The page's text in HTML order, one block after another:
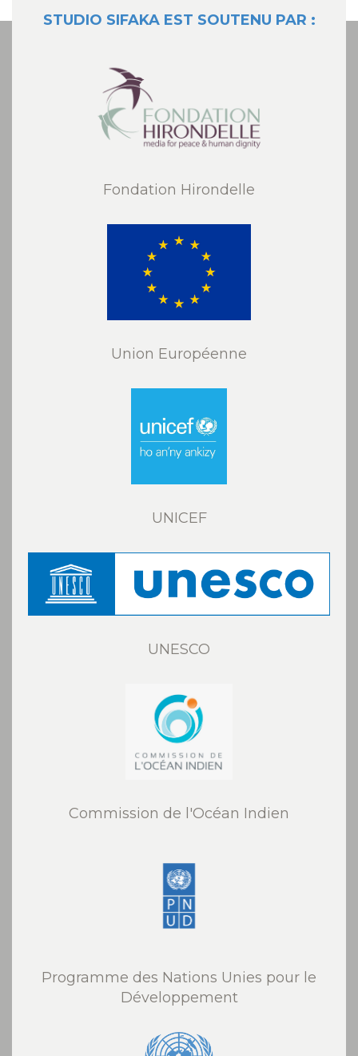
STUDIO SIFAKA EST SOUTENU PAR :
Fondation Hirondelle
Union Européenne
UNICEF
UNESCO
Commission de l'Océan Indien
Programme des Nations Unies pour le
Développement